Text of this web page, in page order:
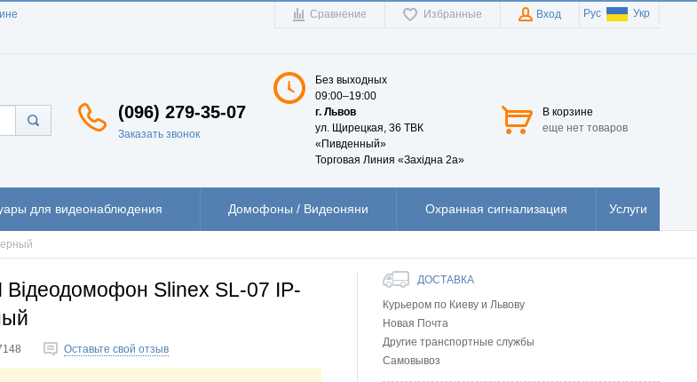
Сравнение Избранные Вход Рус Укр
(096) 279-35-07
Заказать звонок
Без выходных
09:00–19:00
г. Львов
ул. Щирецкая, 36 ТВК
«Пивденный»
Торговая Линия «Західна 2а»
В корзине
еще нет товаров
для видеонаблюдения Домофоны / Видеоняни Охранная сигнализация Услуги
ДОСТАВКА
Курьером по Киеву и Львову
Новая Почта
Другие транспортные службы
Самовывоз
Відеодомофон Slinex SL-07 IP-
Оставьте свой отзыв